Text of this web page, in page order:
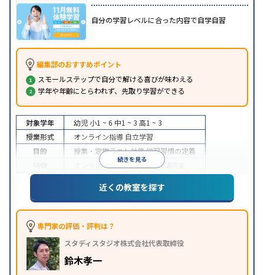
自分の学習レベルに合った内容で自学自習
編集部のおすすめポイント
スモールステップで自分で解ける喜びが味わえる
学年や年齢にとらわれず、先取り学習ができる
続きを見る
対象学年 幼児 小1 ~ 6 中1 ~ 3 高1 ~ 3
授業形式
オンライン指導 自立学習
目的
授業・定期テスト対策学習習慣の定着
オンライン対応1科目から受講可能
近くの教室を探す
専門家の評価・評判は？
スタディスタジオ株式会社代表取締役
鈴木孝一